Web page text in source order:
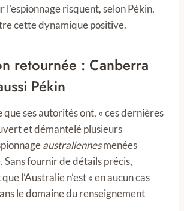
l’espionnage risquent, selon Pékin,
cette dynamique positive.
retournée : Canberra
Pékin
que ses autorités ont, « ces dernières
et démantelé plusieurs
australiennesmenées
Sans fournir de détails précis,
l’Australie n’est « en aucun cas
le domaine du renseignement